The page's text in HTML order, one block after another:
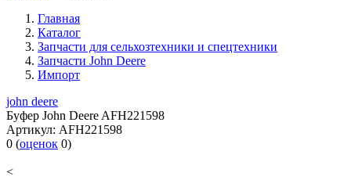
Главная
Каталог
Запчасти для сельхозтехники и спецтехники
Запчасти John Deere
Импорт
john deere
Буфер John Deere AFH221598
Артикул: AFH221598
0 (оценок 0)
<